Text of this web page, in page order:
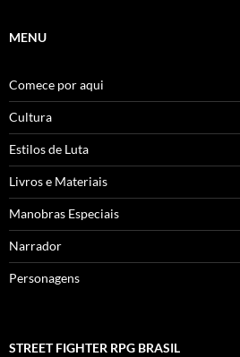
MENU
Comece por aqui
Cultura
Estilos de Luta
Livros e Materiais
Manobras Especiais
Narrador
Personagens
STREET FIGHTER RPG BRASIL